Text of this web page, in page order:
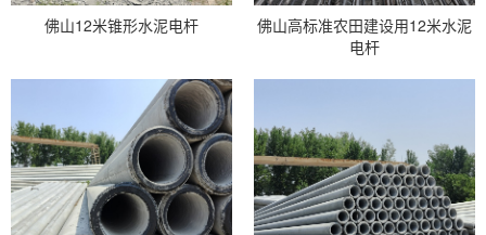
佛山12米锥形水泥电杆
佛山高标准农田建设用12米水泥
电杆